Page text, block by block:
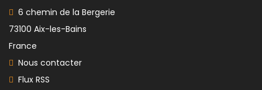
6 chemin de la Bergerie
73100 Aix-les-Bains
France
Nous contacter
Flux RSS